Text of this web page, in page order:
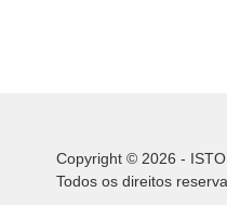
Copyright © 2026 -
Todos os direitos